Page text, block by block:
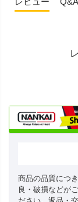
商品の品質につ
良・破損などが